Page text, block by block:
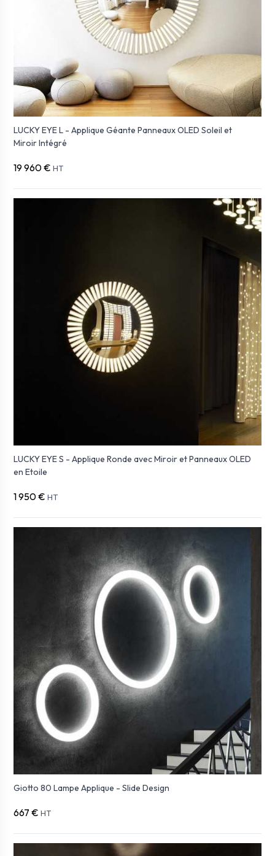
LUCKY EYE L - Applique Géante Panneaux OLED Soleil et
Miroir Intégré
19 960 € HT
LUCKY EYE S - Applique Ronde avec Miroir et Panneaux OLED
en Etoile
1 950 € HT
Giotto 80 Lampe Applique - Slide Design
667 € HT